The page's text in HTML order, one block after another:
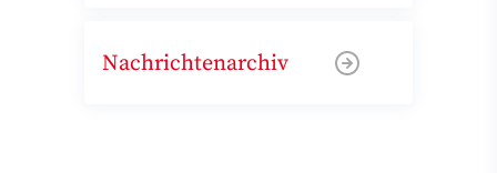
Nachrichtenarchiv